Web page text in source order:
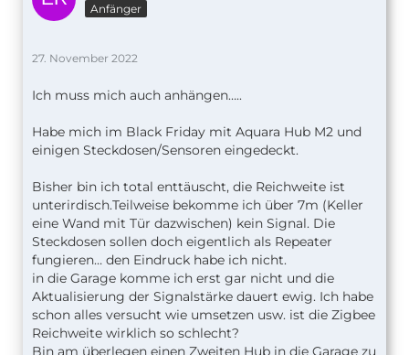
Anfänger
27. November 2022
Ich muss mich auch anhängen…..
Habe mich im Black Friday mit Aquara Hub M2 und
einigen Steckdosen/Sensoren eingedeckt.
Bisher bin ich total enttäuscht, die Reichweite ist
unterirdisch.Teilweise bekomme ich über 7m (Keller
eine Wand mit Tür dazwischen) kein Signal. Die
Steckdosen sollen doch eigentlich als Repeater
fungieren… den Eindruck habe ich nicht.
in die Garage komme ich erst gar nicht und die
Aktualisierung der Signalstärke dauert ewig. Ich habe
schon alles versucht wie umsetzen usw. ist die Zigbee
Reichweite wirklich so schlecht?
Bin am überlegen einen Zweiten Hub in die Garage zu